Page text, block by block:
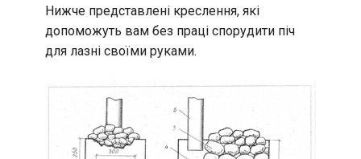
Нижче представлені креслення, які
допоможуть вам без праці спорудити піч
для лазні своїми руками.